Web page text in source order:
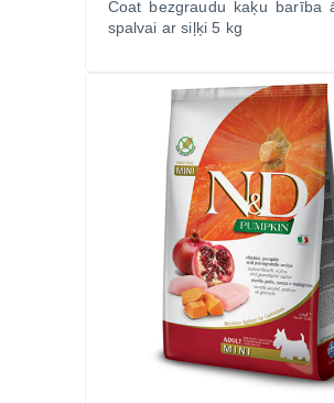
Coat bezgraudu kaķu barība
spalvai ar siļķi 5 kg